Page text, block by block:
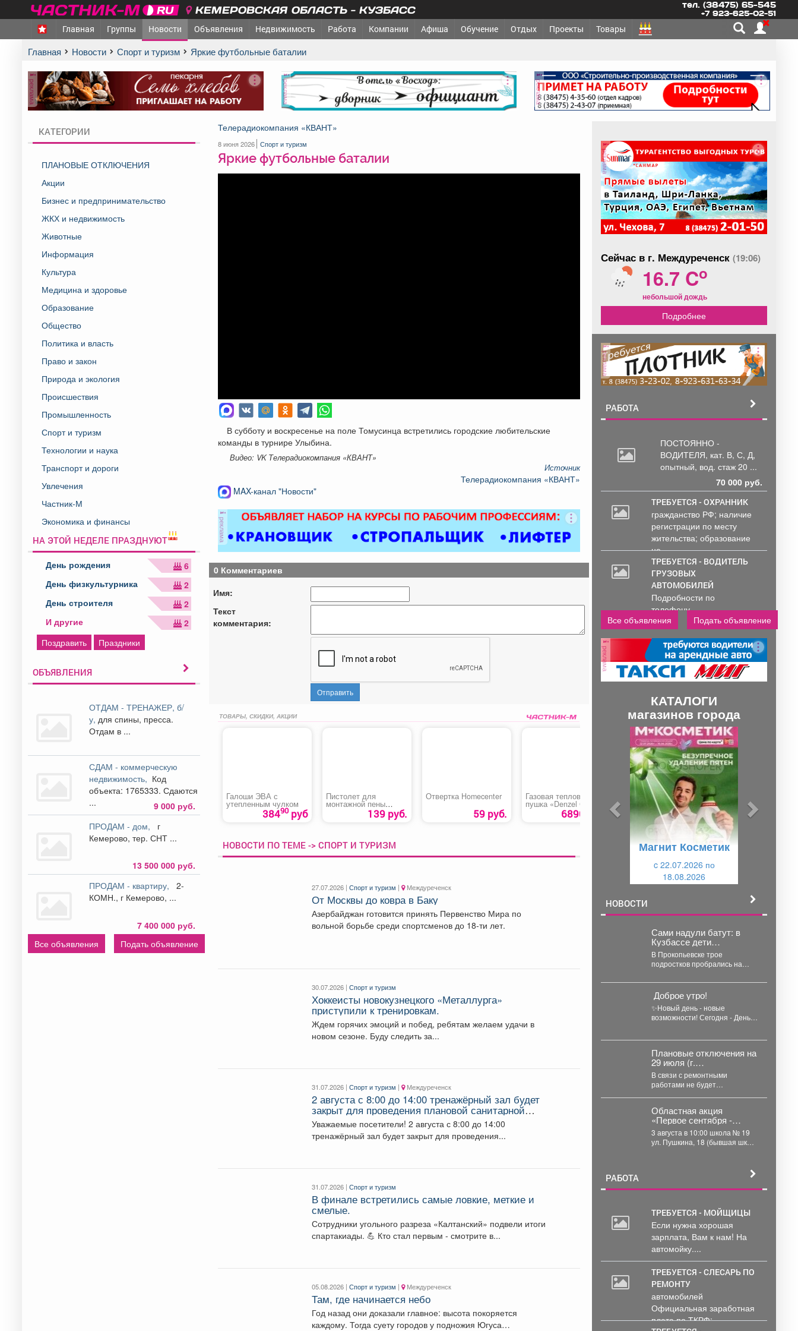
КЕМЕРОВСКАЯ ОБЛАСТЬ - КУЗБАСС тел. (38475) 65-545
+7 923-625-02-51
Главная Группы Новости Объявления Недвижимость Работа Компании Афиша Обучение Отдых Проекты Товары
Главная Новости Спорт и туризм Яркие футбольные баталии
реклама реклама реклама
КАТЕГОРИИ
ПЛАНОВЫЕ ОТКЛЮЧЕНИЯ
Акции
Бизнес и предпринимательство
ЖКХ и недвижимость
Животные
Информация
Культура
Медицина и здоровье
Образование
Общество
Политика и власть
Право и закон
Природа и экология
Происшествия
Промышленность
Спорт и туризм
Технологии и наука
Транспорт и дороги
Увлечения
Частник-М
Экономика и финансы
НА ЭТОЙ НЕДЕЛЕ ПРАЗДНУЮТ
День рождения
6
День физкультурника
2
День строителя
2
И другие
2
Поздравить
Праздники
ОБЪЯВЛЕНИЯ
ОТДАМ - ТРЕНАЖЕР, б/
у, для спины, пресса.
Отдам в ...
СДАМ - коммерческую
недвижимость, Код
объекта: 1765333. Сдаются
...
9 000 руб.
ПРОДАМ - дом,
г
Кемерово, тер. СНТ ...
13 500 000 руб.
ПРОДАМ - квартиру,
2-
КОМН., г Кемерово, ...
7 400 000 руб.
Все объявления
Подать объявление
Телерадиокомпания «КВАНТ»
8 июня 2026 Спорт и туризм
Яркие футбольные баталии
В субботу и воскресенье на поле Томусинца встретились городские любительские
команды в турнире Улыбина.
Видео: VK Телерадиокомпания «КВАНТ»
Источник
Телерадиокомпания «КВАНТ»
MAX-канал "Новости"
реклама
0 Комментариев
Имя:
Текст
комментария:
Отправить
ТОВАРЫ, СКИДКИ, АКЦИИ
Галоши ЭВА с
утепленным чулком
38490руб
Пистолет для
монтажной пены
«А010 Эконом»139 руб.
Отвертка Homecenter
59 руб.
Газовая тепловая
пушка «Denzel GHG-
10» 6890 руб.
Бур «Зубр»
100 руб.
Отвёртка
с набором бит и
головок
НОВОСТИ ПО ТЕМЕ -> СПОРТ И ТУРИЗМ
27.07.2026 |Спорт и туризм | Междуреченск
От Москвы до ковра в Баку
Азербайджан готовится принять Первенство Мира по
вольной борьбе среди спортсменов до 18-ти лет.
30.07.2026 |Спорт и туризм
Хоккеисты новокузнецкого «Металлурга»
приступили к тренировкам.
Ждем горячих эмоций и побед, ребятам желаем удачи в
новом сезоне. Буду следить за...
31.07.2026 |Спорт и туризм | Междуреченск
2 августа с 8:00 до 14:00 тренажёрный зал будет
закрыт для проведения плановой санитарной
обработки.
Уважаемые посетители! 2 августа с 8:00 до 14:00
тренажёрный зал будет закрыт для проведения...
31.07.2026 |Спорт и туризм
В финале встретились самые ловкие, меткие и
смелые.
Сотрудники угольного разреза «Калтанский» подвели итоги
спартакиады. 💪 Кто стал первым - смотрите в...
05.08.2026 |Спорт и туризм | Междуреченск
Там, где начинается небо
Год назад они доказали главное: высота покоряется
каждому. Тогда суету городов у подножия Югуса
реклама
Сейчас в г. Междуреченск (19:06)
16.7 Co
небольшой дождь
Подробнее
реклама
РАБОТА
ПОСТОЯННО -
ВОДИТЕЛЯ, кат. В, С, Д,
опытный, вод. стаж 20 ...
70 000 руб.
ТРЕБУЕТСЯ - ОХРАННИК
гражданство РФ; наличие
регистрации по месту
жительства; образование
не...
ТРЕБУЕТСЯ - ВОДИТЕЛЬ
ГРУЗОВЫХ
АВТОМОБИЛЕЙ
Подробности по
телефону..
Все объявления
Подать объявление
реклама
КАТАЛОГИ
магазинов города
Магнит Косметик
c 22.07.2026 по
18.08.2026
НОВОСТИ
Сами надули батут: в
Кузбассе дети
пробрались в закрытый
парк аттракционов
В Прокопьевске трое
подростков пробрались на
аттракционов, самостоятельно
запустили несколько
каруселей и...
️ Доброе утро!
✨Новый день - новые
возможности! Сегодня - День
Плановые отключения на
29 июля (г.
Междуреченск)
В связи с ремонтными
работами не будет
Областная акция
«Первое сентября -
каждому школьнику»
пройдёт в
Междуреченске.
3 августа в 10:00 школа № 19
ул. Пушкина, 18 (бывшая шк
РАБОТА
ТРЕБУЕТСЯ - МОЙЩИЦЫ
Если нужна хорошая
зарплата, Вам к нам! На
автомойку....
ТРЕБУЕТСЯ - СЛЕСАРЬ ПО
РЕМОНТУ
автомобилей
Официальная заработная
плата по ТКРФ;